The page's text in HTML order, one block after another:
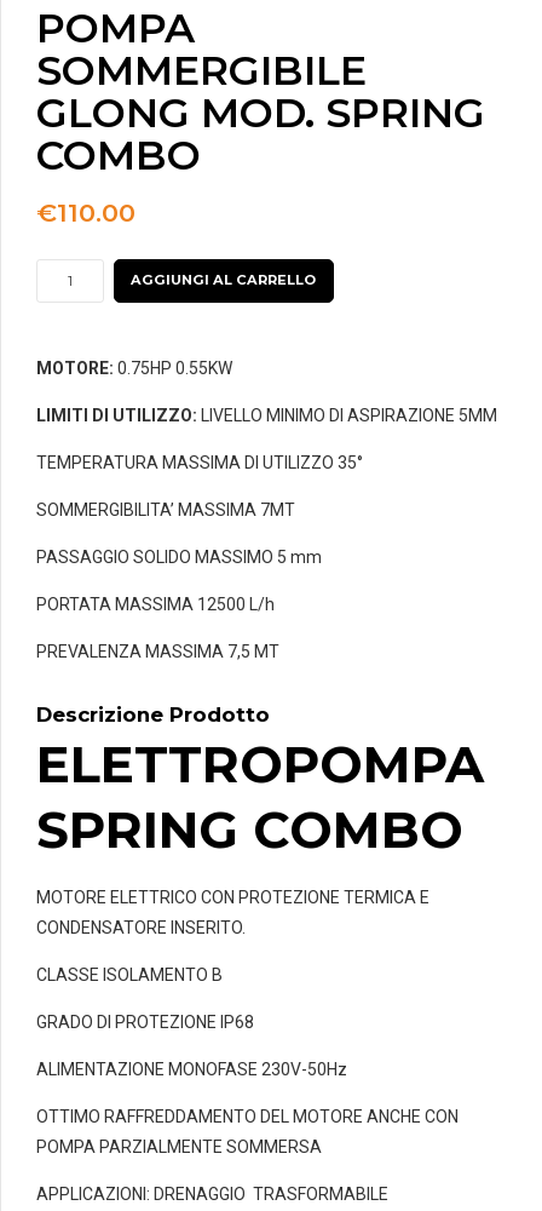
POMPA
SOMMERGIBILE
GLONG MOD. SPRING
COMBO
€110.00
POMPA
SOMMERGIBILE
MOD.
COMBO
quantità
AGGIUNGI AL CARRELLO
MOTORE: 0.75HP 0.55KW
LIMITI DI UTILIZZO: LIVELLO MINIMO DI ASPIRAZIONE 5MM
TEMPERATURA MASSIMA DI UTILIZZO 35°
SOMMERGIBILITA’ MASSIMA 7MT
PASSAGGIO SOLIDO MASSIMO 5 mm
PORTATA MASSIMA 12500 L/h
PREVALENZA MASSIMA 7,5 MT
Descrizione Prodotto
ELETTROPOMPA
SPRING COMBO
MOTORE ELETTRICO CON PROTEZIONE TERMICA E
CONDENSATORE INSERITO.
CLASSE ISOLAMENTO B
GRADO DI PROTEZIONE IP68
ALIMENTAZIONE MONOFASE 230V-50Hz
OTTIMO RAFFREDDAMENTO DEL MOTORE ANCHE CON
POMPA PARZIALMENTE SOMMERSA
APPLICAZIONI: DRENAGGIO TRASFORMABILE